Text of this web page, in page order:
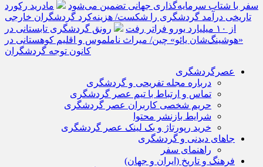
سفر با شتاب سرمایه‌گذاری جهانی تضمین می‌شود
مادرید رکورد
تاریخی درآمد گردشگری را شکست/ هزینه‌کرد گردشگران خارجی
از ۱۰ میلیارد یورو فراتر رفت
رونق گردشگری تابستانی در
«هوشینگ‌شان یائو» چین/ میراث ناملموس و اقلیم کوهستانی در
کانون توجه گردشگران
عصرگردشگری
درباره مجله تفریحی و گردشگری
تماس و ارتباط با تیم عصر گردشگری
حریم شخصی کاربران عصر گردشگری
شرایط بازنشر محتوا
خرید رپورتاژ و بک لینک عصر گردشگری
جاهای دیدنی و گردشگری
راهنمای سفر
فرهنگ و تاریخ (ایران و جهان)